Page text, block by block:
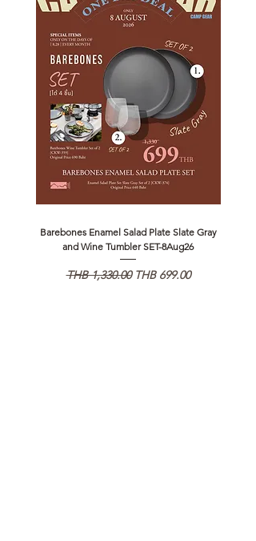
Barebones Enamel Salad Plate Slate Gray
and Wine Tumbler SET-8Aug26
通常価格
THB 1,330.00 セール価格
THB 699.00